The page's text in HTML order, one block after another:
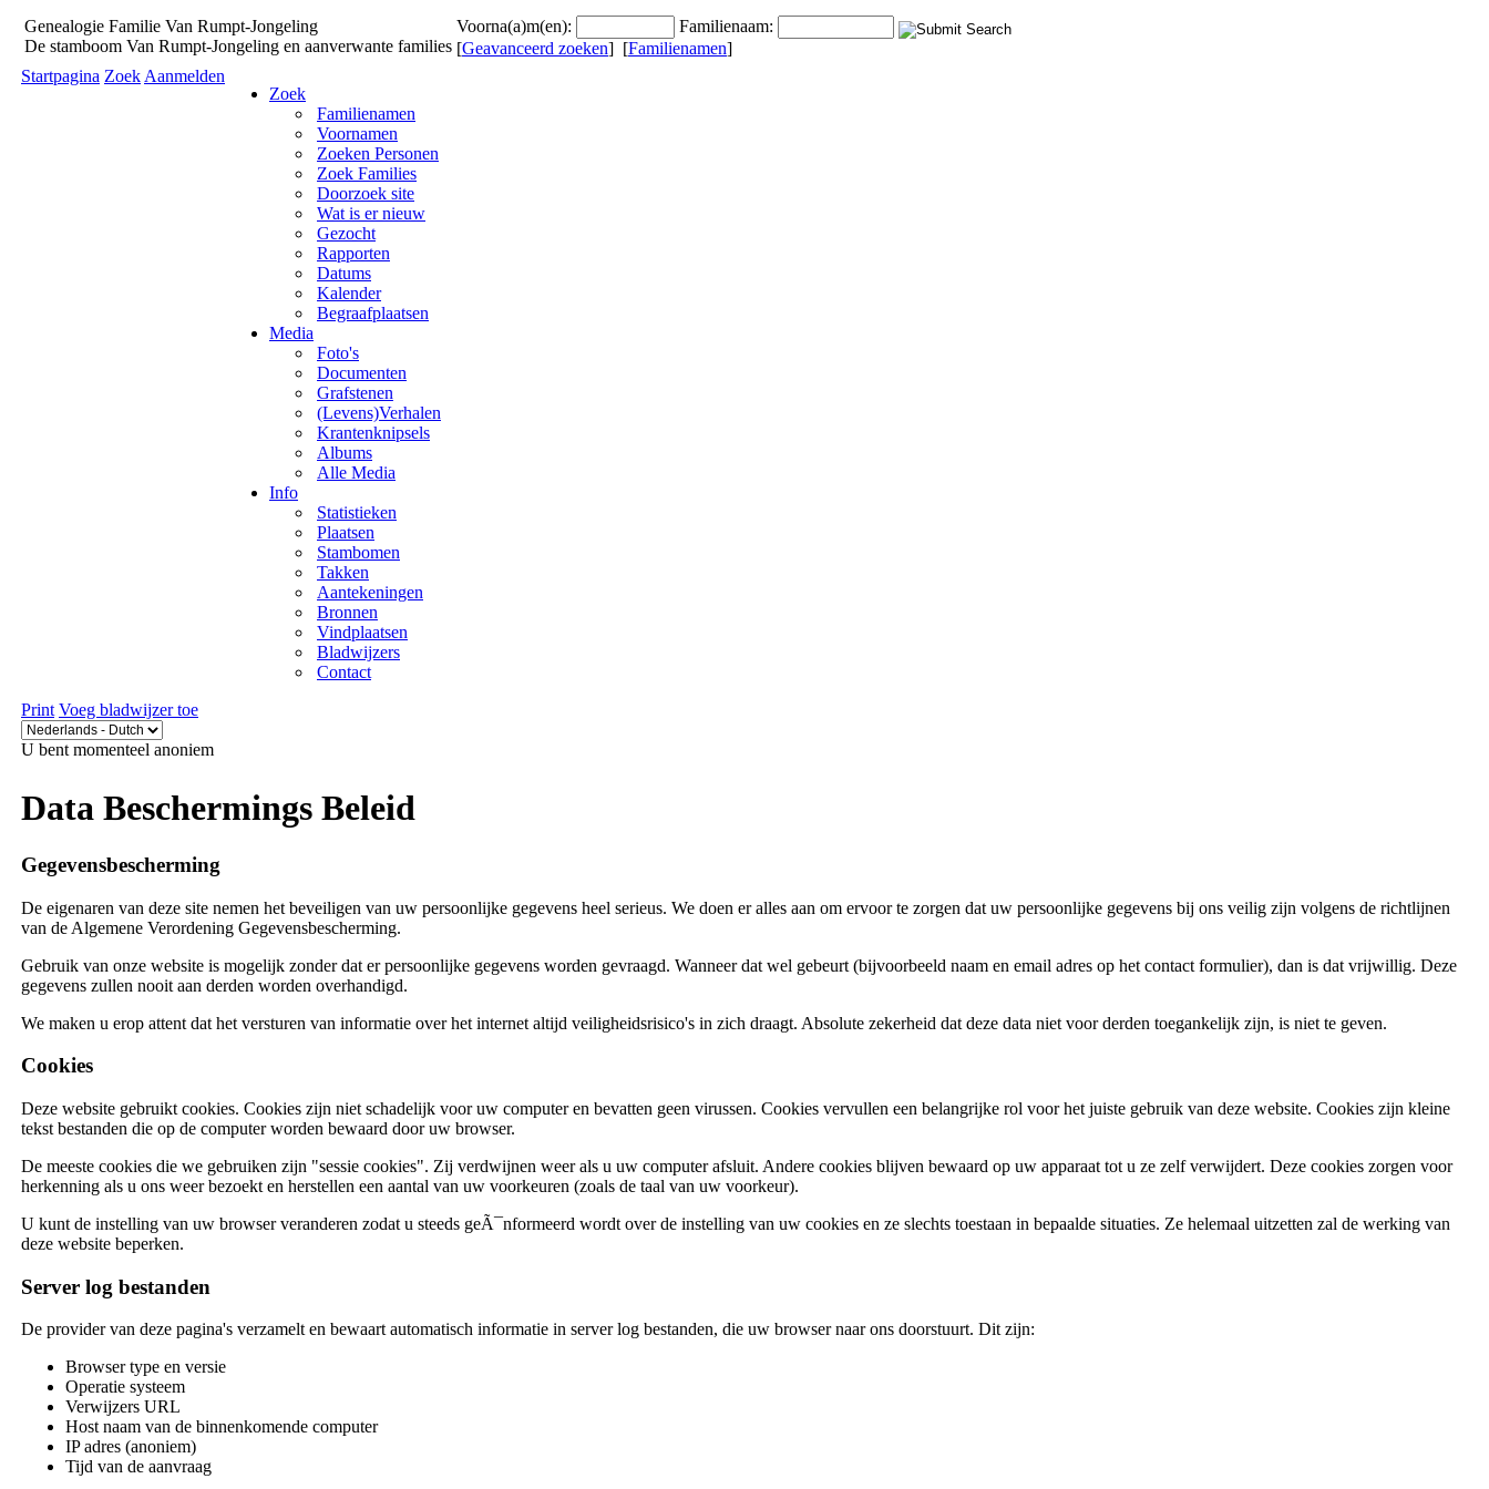
Genealogie Familie Van Rumpt-Jongeling
De stamboom Van Rumpt-Jongeling en aanverwante families
Voorna(a)m(en):
Familienaam:
[Geavanceerd zoeken] [Familienamen]
Startpagina Zoek Aanmelden
Zoek
Familienamen
Voornamen
Zoeken Personen
Zoek Families
Doorzoek site
Wat is er nieuw
Gezocht
Rapporten
Datums
Kalender
Begraafplaatsen
Media
Foto's
Documenten
Grafstenen
(Levens)Verhalen
Krantenknipsels
Albums
Alle Media
Info
Statistieken
Plaatsen
Stambomen
Takken
Aantekeningen
Bronnen
Vindplaatsen
Bladwijzers
Contact
Print Voeg bladwijzer toe
U bent momenteel anoniem
Data Beschermings Beleid
Gegevensbescherming
De eigenaren van deze site nemen het beveiligen van uw persoonlijke gegevens heel serieus. We doen er alles aan om ervoor te zorgen dat uw persoonlijke gegevens bij ons veilig zijn volgens de richtlijnen
van de Algemene Verordening Gegevensbescherming.
Gebruik van onze website is mogelijk zonder dat er persoonlijke gegevens worden gevraagd. Wanneer dat wel gebeurt (bijvoorbeeld naam en email adres op het contact formulier), dan is dat vrijwillig. Deze
gegevens zullen nooit aan derden worden overhandigd.
We maken u erop attent dat het versturen van informatie over het internet altijd veiligheidsrisico's in zich draagt. Absolute zekerheid dat deze data niet voor derden toegankelijk zijn, is niet te geven.
Cookies
Deze website gebruikt cookies. Cookies zijn niet schadelijk voor uw computer en bevatten geen virussen. Cookies vervullen een belangrijke rol voor het juiste gebruik van deze website. Cookies zijn kleine
tekst bestanden die op de computer worden bewaard door uw browser.
De meeste cookies die we gebruiken zijn "sessie cookies". Zij verdwijnen weer als u uw computer afsluit. Andere cookies blijven bewaard op uw apparaat tot u ze zelf verwijdert. Deze cookies zorgen voor
herkenning als u ons weer bezoekt en herstellen een aantal van uw voorkeuren (zoals de taal van uw voorkeur).
U kunt de instelling van uw browser veranderen zodat u steeds geÃ¯nformeerd wordt over de instelling van uw cookies en ze slechts toestaan in bepaalde situaties. Ze helemaal uitzetten zal de werking van
deze website beperken.
Server log bestanden
De provider van deze pagina's verzamelt en bewaart automatisch informatie in server log bestanden, die uw browser naar ons doorstuurt. Dit zijn:
Browser type en versie
Operatie systeem
Verwijzers URL
Host naam van de binnenkomende computer
IP adres (anoniem)
Tijd van de aanvraag